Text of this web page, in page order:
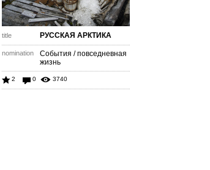
title РУССКАЯ АРКТИКА
nomination
События / повседневная
жизнь
2 0 3740